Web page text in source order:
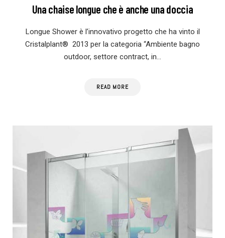
Una chaise longue che è anche una doccia
Longue Shower è l’innovativo progetto che ha vinto il
Cristalplant® 2013 per la categoria “Ambiente bagno
outdoor, settore contract, in…
READ MORE